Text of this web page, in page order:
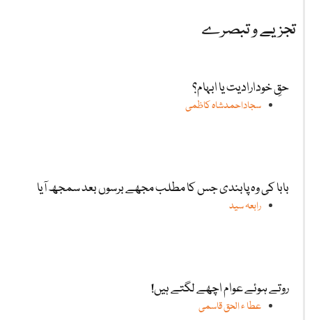
تجزیے و تبصرے
حقِ خودارادیت یا ابہام؟
سجاداحمدشاہ کاظمی
بابا کی وہ پابندی جس کا مطلب مجھے برسوں بعد سمجھ آیا
رابعہ سید
روتے ہوئے عوام اچھے لگتے ہیں!
عطا ء الحق قاسمی